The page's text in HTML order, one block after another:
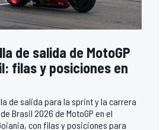
de salida de MotoGP
filas y posiciones en
de salida para la sprint y la carrera
Brasil 2026 de MotoGP en el
con filas y posiciones para